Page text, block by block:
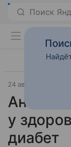
24 августа 2016
у
диабет